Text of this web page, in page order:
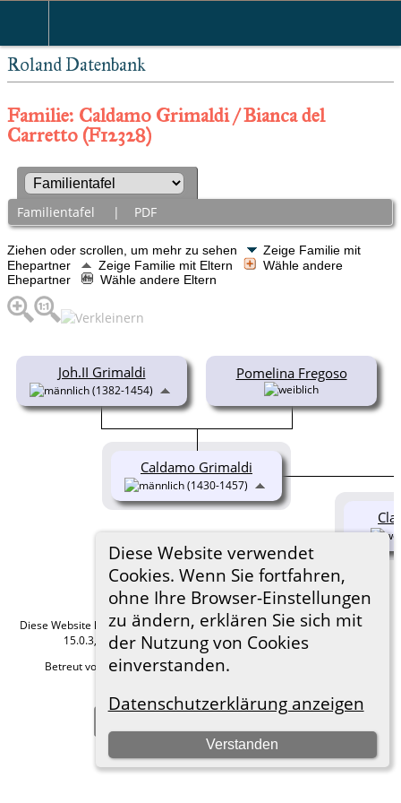
Roland Datenbank
Diese Website verwendet
Cookies. Wenn Sie fortfahren,
ohne Ihre Browser-Einstellungen
zu ändern, erklären Sie sich mit
der Nutzung von Cookies
einverstanden.
Datenschutzerklärung anzeigen
Verstanden
Familie: Caldamo Grimaldi / Bianca del
Carretto (F12328)
Familientafel | PDF
Ziehen oder scrollen, um mehr zu sehen
Zeige Familie mit
Ehepartner
Zeige Familie mit Eltern
Wähle andere
Ehepartner
Wähle andere Eltern
Joh.II Grimaldi
(1382-1454)
Pomelina Fregoso
Caldamo Grimaldi
(1430-1457)
Diese Website läuft mitThe Next Generation of Genealogy Sitebuilding
15.0.3, programmiert von Darrin Lythgoe © 2001-2026.
Betreut von
Roland zu Dortmund e.V.. |